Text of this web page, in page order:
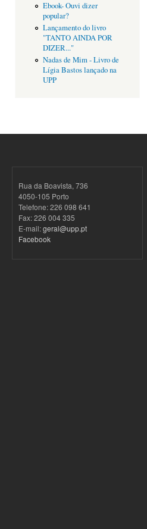
Ebook- Ouvi dizer
popular?
Lançamento do livro
"TANTO AINDA POR
DIZER..."
Nadas de Mim - Livro de
Lígia Bastos lançado na
UPP
Rua da Boavista, 736
4050-105 Porto
Telefone: 226 098 641
Fax: 226 004 335
E-mail:geral@upp.pt
Facebook